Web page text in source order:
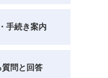
手続き案内
質問と回答